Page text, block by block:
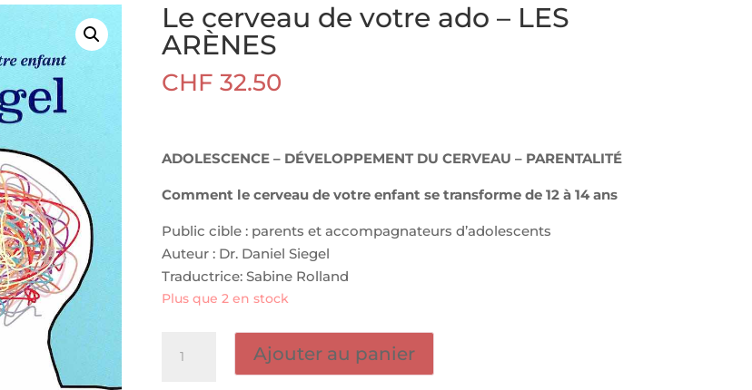
Le cerveau de votre ado – LES
ARÈNES
CHF 32.50
ADOLESCENCE – DÉVELOPPEMENT DU CERVEAU – PARENTALITÉ
Comment le cerveau de votre enfant se transforme de 12 à 14 ans
Public cible : parents et accompagnateurs d’adolescents
Auteur : Dr. Daniel Siegel
Traductrice: Sabine Rolland
Plus que 2 en stock
Ajouter au panier